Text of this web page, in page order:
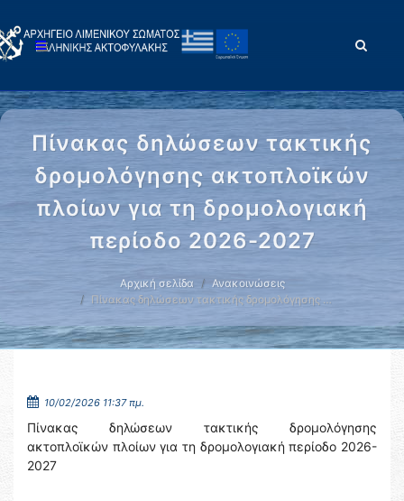
Πίνακας δηλώσεων τακτικής
δρομολόγησης ακτοπλοϊκών
πλοίων για τη δρομολογιακή
περίοδο 2026-2027
Αρχική σελίδα
Ανακοινώσεις
Πίνακας δηλώσεων τακτικής δρομολόγησης …
10/02/2026 11:37 πμ.
Πίνακας δηλώσεων τακτικής δρομολόγησης
ακτοπλοϊκών πλοίων για τη δρομολογιακή περίοδο 2026-
2027